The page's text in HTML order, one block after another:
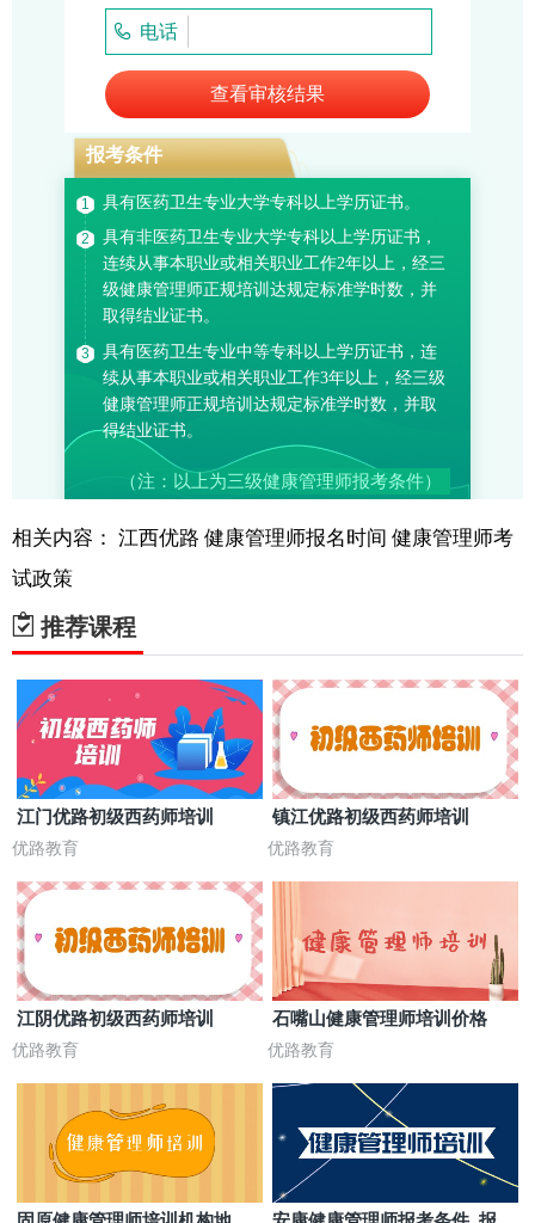
相关内容： 江西优路 健康管理师报名时间 健康管理师考
试政策
推荐课程
江门优路初级西药师培训
优路教育
镇江优路初级西药师培训
优路教育
江阴优路初级西药师培训
优路教育
石嘴山健康管理师培训价格
优路教育